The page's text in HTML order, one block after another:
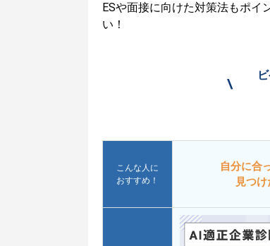
ESや面接に向けた対策法もポイ
い！
\
こんな人に
おすすめ！
自分に合
見つけ